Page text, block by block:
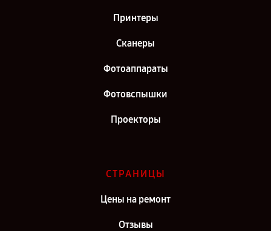
Принтеры
Сканеры
Фотоаппараты
Фотовспышки
Проекторы
СТРАНИЦЫ
Цены на ремонт
Отзывы